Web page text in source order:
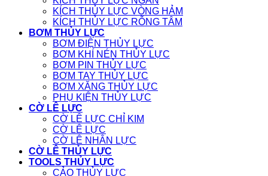
KÍCH THỦY LỰC VÒNG HẢM
KÍCH THỦY LỰC RỖNG TÂM
BƠM THỦY LỰC
BƠM ĐIỆN THỦY LỰC
BƠM KHÍ NÉN THỦY LỰC
BƠM PIN THỦY LỰC
BƠM TAY THỦY LỰC
BƠM XĂNG THỦY LỰC
PHỤ KIỆN THỦY LỰC
CỜ LÊ LỰC
CỜ LÊ LỰC CHỈ KIM
CỜ LÊ LỰC
CỜ LÊ NHÂN LỰC
CỜ LÊ THỦY LỰC
TOOLS THỦY LỰC
CẢO THỦY LỰC